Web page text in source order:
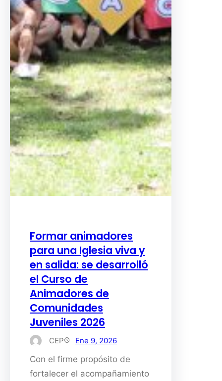
Formar animadores
para una Iglesia viva y
en salida: se desarrolló
el Curso de
Animadores de
Comunidades
Juveniles 2026
CEP Ene 9, 2026
Con el firme propósito de
fortalecer el acompañamiento